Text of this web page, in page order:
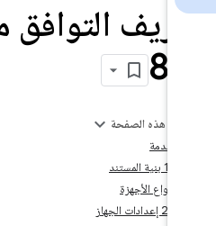
على هذه الصفحة